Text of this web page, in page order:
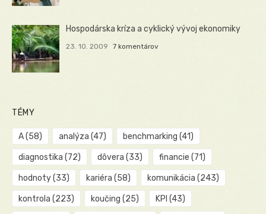
Hospodárska kríza a cyklický vývoj ekonomiky
23. 10. 2009 7 komentárov
TÉMY
A(58) analýza (47) benchmarking (41)
diagnostika (72) dôvera (33) financie (71)
hodnoty(33) kariéra (58) komunikácia (243)
kontrola (223) koučing (25) KPI (43)